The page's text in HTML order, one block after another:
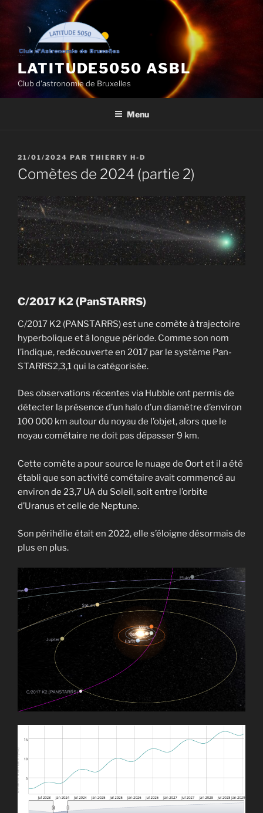
contenu
principal
LATITUDE5050 ASBL
Club d'astronomie de Bruxelles
Menu
PUBLIÉ
LE
21/01/2024 PAR THIERRY H-D
Comètes de 2024 (partie 2)
C/2017 K2 (PanSTARRS)
C/2017 K2 (PANSTARRS) est une comète à trajectoire
hyperbolique et à longue période. Comme son nom
l’indique, redécouverte en 2017 par le système Pan-
STARRS2,3,1 qui la catégorisée.
Des observations récentes via Hubble ont permis de
détecter la présence d’un halo d’un diamètre d’environ
100 000 km autour du noyau de l’objet, alors que le
noyau cométaire ne doit pas dépasser 9 km.
Cette comète a pour source le nuage de Oort et il a été
établi que son activité cométaire avait commencé au
environ de 23,7 UA du Soleil, soit entre l’orbite
d’Uranus et celle de Neptune.
Son périhélie était en 2022, elle s’éloigne désormais de
plus en plus.